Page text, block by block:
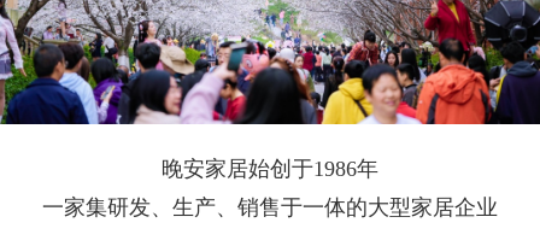
晚安家居始创于1986年
一家集研发、生产、销售于一体的大型家居企业